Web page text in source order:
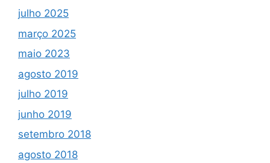
julho 2025
março 2025
maio 2023
agosto 2019
julho 2019
junho 2019
setembro 2018
agosto 2018